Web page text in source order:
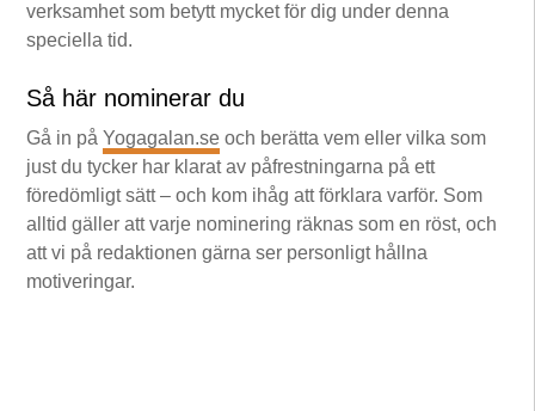
verksamhet som betytt mycket för dig under denna
speciella tid.
Så här nominerar du
Gå in påYogagalan.se och berätta vem eller vilka som
just du tycker har klarat av påfrestningarna på ett
föredömligt sätt – och kom ihåg att förklara varför. Som
alltid gäller att varje nominering räknas som en röst, och
att vi på redaktionen gärna ser personligt hållna
motiveringar.